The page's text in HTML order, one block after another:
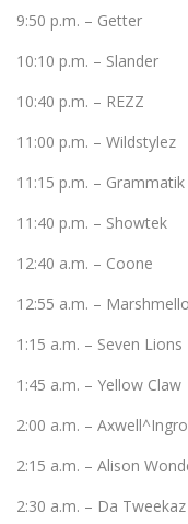
9:50 p.m. – Getter
10:10 p.m. – Slander
10:40 p.m. – REZZ
11:00 p.m. – Wildstylez
11:15 p.m. – Grammatik
11:40 p.m. – Showtek
12:40 a.m. – Coone
12:55 a.m. – Marshmello
1:15 a.m. – Seven Lions
1:45 a.m. – Yellow Claw
2:00 a.m. –
2:15 a.m. – Alison
2:30 a.m. – Da Tweekaz